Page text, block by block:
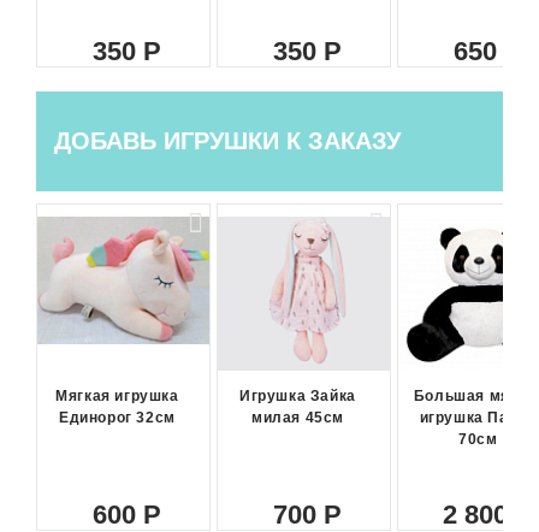
350 350 650
ДОБАВЬ ИГРУШКИ К ЗАКАЗУ
Мягкая игрушка
Единорог 32см
600
Игрушка Зайка
милая 45см
700
Большая
игрушка Панда
70см
2 800